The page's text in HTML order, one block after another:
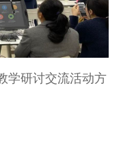
学研讨交流活动方